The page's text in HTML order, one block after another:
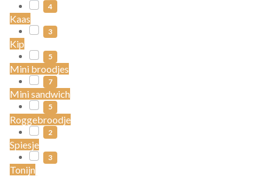
4
Kaas
3
Kip
5
Mini broodjes
7
Mini sandwich
5
Roggebroodje
2
Spiesje
3
Tonijn